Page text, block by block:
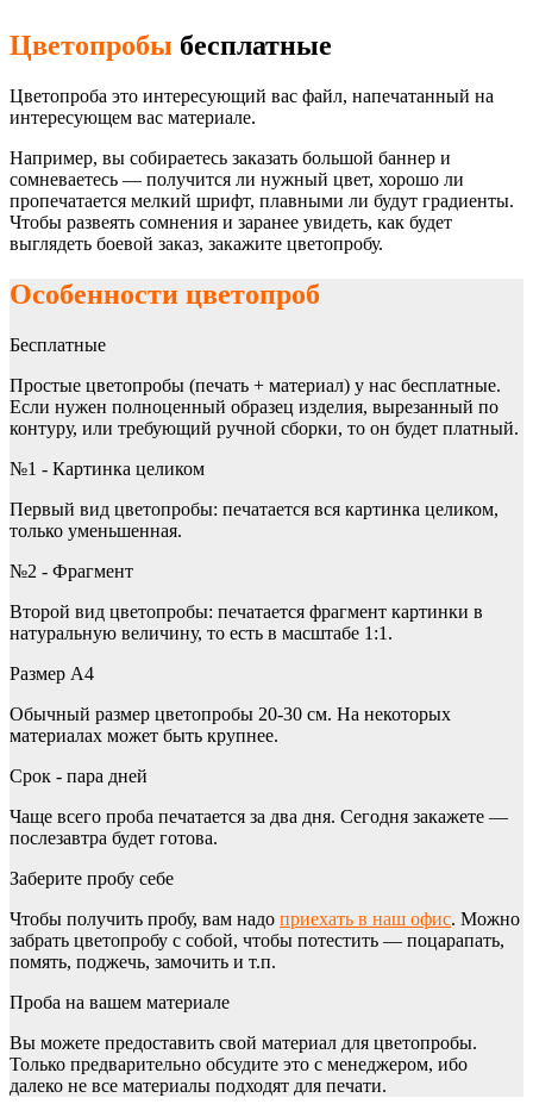
Цветопробы бесплатные
Цветопроба это интересующий вас файл, напечатанный на
интересующем вас материале.
Например, вы собираетесь заказать большой баннер и
сомневаетесь — получится ли нужный цвет, хорошо ли
пропечатается мелкий шрифт, плавными ли будут градиенты.
Чтобы развеять сомнения и заранее увидеть, как будет
выглядеть боевой заказ, закажите цветопробу.
Особенности цветопроб
Бесплатные
Простые цветопробы (печать + материал) у нас бесплатные.
Если нужен полноценный образец изделия, вырезанный по
контуру, или требующий ручной сборки, то он будет платный.
№1 - Картинка целиком
Первый вид цветопробы: печатается вся картинка целиком,
только уменьшенная.
№2 - Фрагмент
Второй вид цветопробы: печатается фрагмент картинки в
натуральную величину, то есть в масштабе 1:1.
Размер А4
Обычный размер цветопробы 20-30 см. На некоторых
материалах может быть крупнее.
Срок - пара дней
Чаще всего проба печатается за два дня. Сегодня закажете —
послезавтра будет готова.
Заберите пробу себе
Чтобы получить пробу, вам надо приехать в наш офис. Можно
забрать цветопробу с собой, чтобы потестить — поцарапать,
помять, поджечь, замочить и т.п.
Проба на вашем материале
Вы можете предоставить свой материал для цветопробы.
Только предварительно обсудите это с менеджером, ибо
далеко не все материалы подходят для печати.